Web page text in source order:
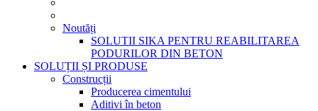
Noutăți
SOLUTII SIKA PENTRU REABILITAREA
PODURILOR DIN BETON
SOLUȚII ȘI PRODUSE
Construcții
Producerea cimentului
Aditivi în beton